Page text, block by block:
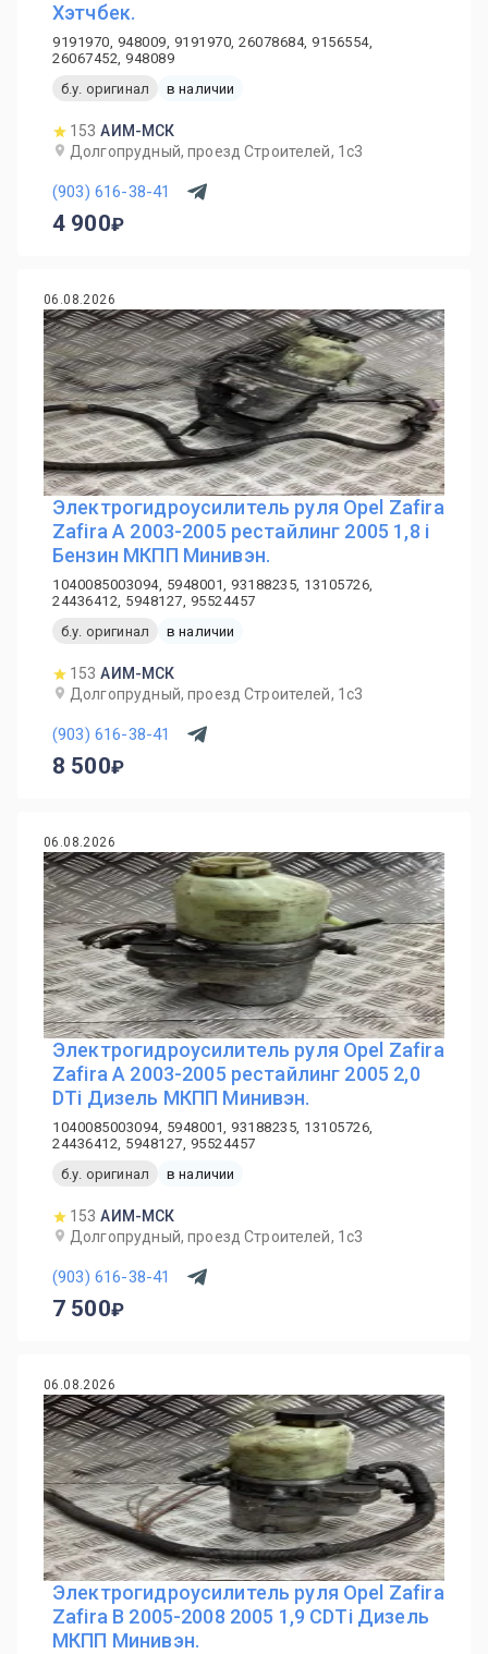
Хэтчбек.
9191970, 948009, 9191970, 26078684, 9156554,
26067452, 948089
б.у. оригинал
в наличии
153 АИМ-МСК
Долгопрудный, проезд Строителей, 1с3
(903) 616-38-41
4 900
06.08.2026
Электрогидроусилитель руля Opel Zafira
Zafira A 2003-2005 рестайлинг 2005 1,8 i
Бензин МКПП Минивэн.
1040085003094, 5948001, 93188235, 13105726,
24436412, 5948127, 95524457
б.у. оригинал
в наличии
153 АИМ-МСК
Долгопрудный, проезд Строителей, 1с3
(903) 616-38-41
8 500
06.08.2026
Электрогидроусилитель руля Opel Zafira
Zafira A 2003-2005 рестайлинг 2005 2,0
DTi Дизель МКПП Минивэн.
1040085003094, 5948001, 93188235, 13105726,
24436412, 5948127, 95524457
б.у. оригинал
в наличии
153 АИМ-МСК
Долгопрудный, проезд Строителей, 1с3
(903) 616-38-41
7 500
06.08.2026
Электрогидроусилитель руля Opel Zafira
Zafira B 2005-2008 2005 1,9 CDTi Дизель
МКПП Минивэн.